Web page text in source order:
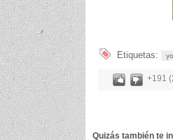
Etiquetas: yo
+191
Quizás también te